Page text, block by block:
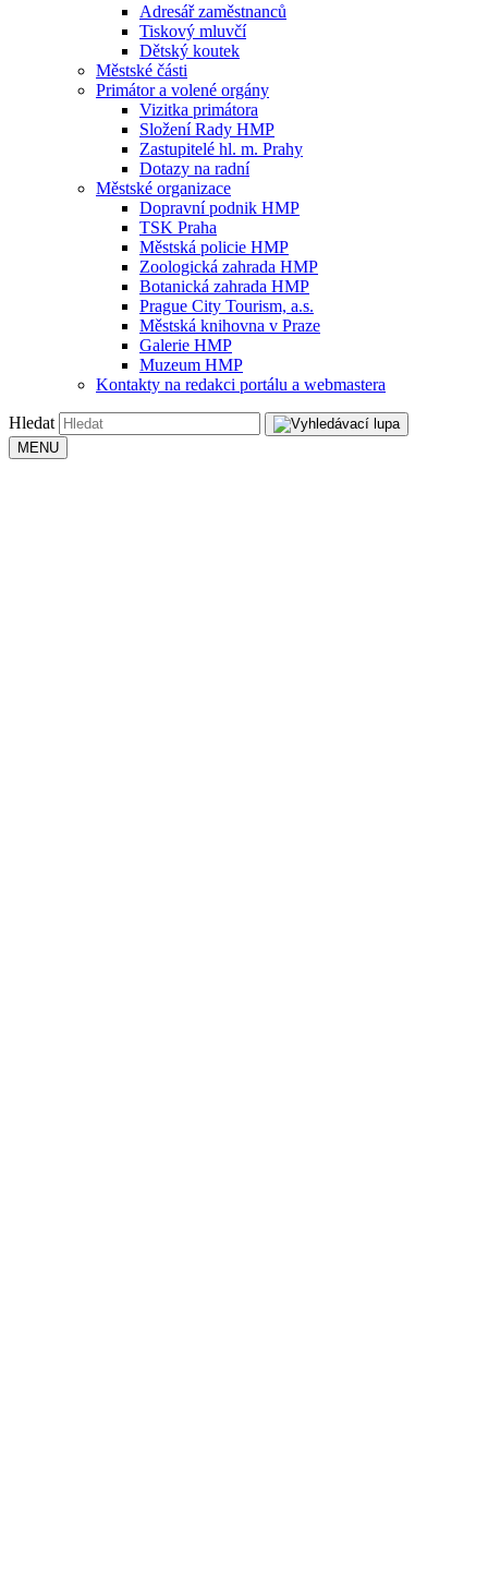
Adresář zaměstnanců
Tiskový mluvčí
Dětský koutek
Městské části
Primátor a volené orgány
Vizitka primátora
Složení Rady HMP
Zastupitelé hl. m. Prahy
Dotazy na radní
Městské organizace
Dopravní podnik HMP
TSK Praha
Městská policie HMP
Zoologická zahrada HMP
Botanická zahrada HMP
Prague City Tourism, a.s.
Městská knihovna v Praze
Galerie HMP
Muzeum HMP
Kontakty na redakci portálu a webmastera
Hledat
MENU